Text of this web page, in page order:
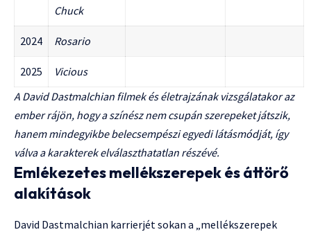
Chuck
2024 Rosario
2025
Vicious
A David Dastmalchian filmek és életrajzának vizsgálatakor az
ember rájön, hogy a színész nem csupán szerepeket játszik,
hanem mindegyikbe belecsempészi egyedi látásmódját, így
válva a karakterek elválaszthatatlan részévé.
Emlékezetes mellékszerepek és áttörő
alakítások
David Dastmalchian karrierjét sokan a „mellékszerepek